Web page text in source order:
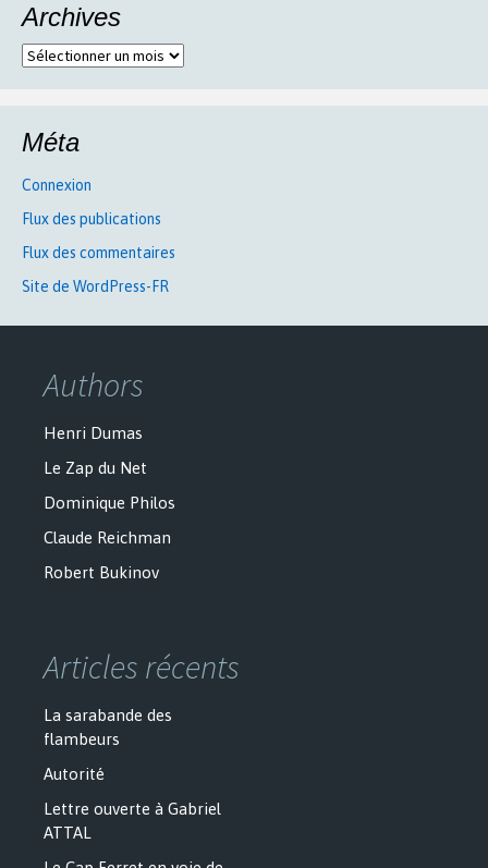
Archives
Archives
Méta
Connexion
Flux des publications
Flux des commentaires
Site de WordPress-FR
Authors
Henri Dumas
Le Zap du Net
Dominique Philos
Claude Reichman
Robert Bukinov
Articles récents
La sarabande des
flambeurs
Autorité
Lettre ouverte à Gabriel
ATTAL